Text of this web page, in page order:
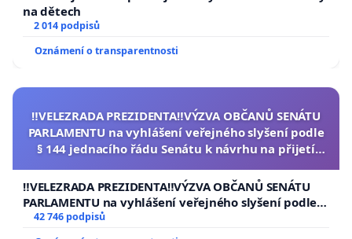
na dětech
2 014 podpisů
Oznámení o transparentnosti
‼️VELEZRADA PREZIDENTA‼️VÝZVA OBČANŮ SENÁTU
PARLAMENTU na vyhlášení veřejného slyšení podle
§ 144 jednacího řádu Senátu k návrhu na přijetí
republiky
‼️VELEZRADA PREZIDENTA‼️VÝZVA OBČANŮ SENÁTU
PARLAMENTU na vyhlášení veřejného slyšení podle §
144 jednacího řádu Senátu k návrhu na přijetí
usnesení k podání ústavní žaloby na prezidenta
42 746 podpisů